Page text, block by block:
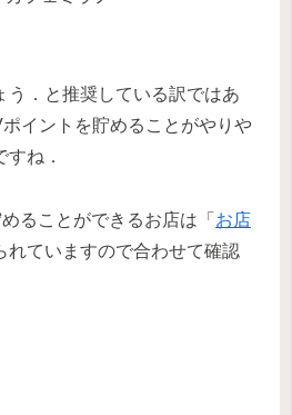
う．と推奨している訳ではあ
イントを貯めることがやりや
ね．
ることができるお店は「 お店
れていますので合わせて確認